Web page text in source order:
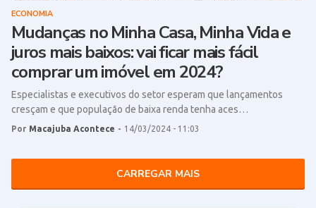
ECONOMIA
Mudanças no Minha Casa, Minha Vida e
juros mais baixos: vai ficar mais fácil
comprar um imóvel em 2024?
Especialistas e executivos do setor esperam que lançamentos
cresçam e que população de baixa renda tenha aces…
Por Macajuba Acontece - 14/03/2024 - 11:03
CARREGAR MAIS